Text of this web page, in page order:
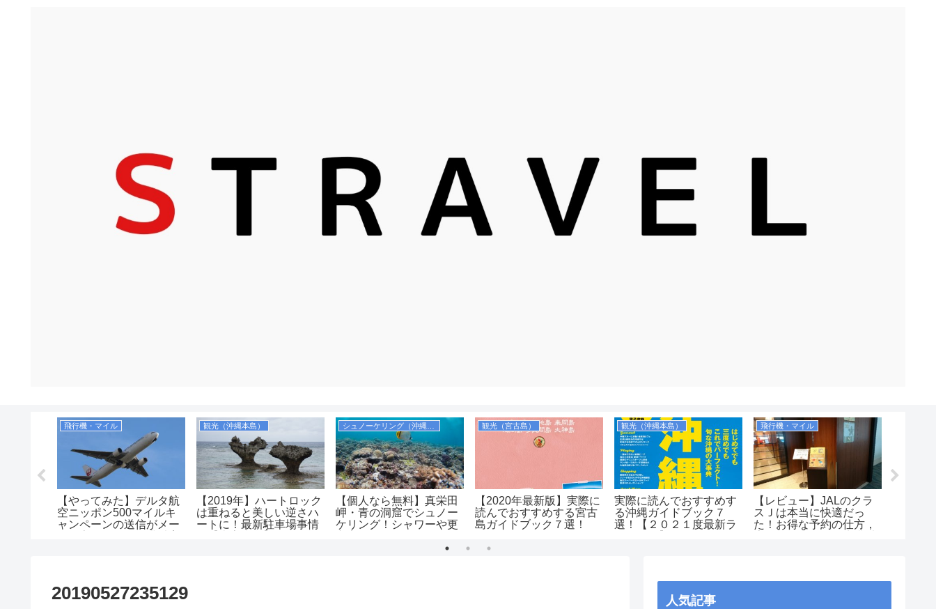
飛行機・マイル
【やってみた】デルタ航
空ニッポン500マイルキ
ャンペーンの送信がメー
観光（沖縄本島）
【2019年】ハートロック
は重ねると美しい逆さハ
ートに！最新駐車場事情
【個人なら無料】真栄田
岬・青の洞窟でシュノー
ケリング！シャワーや更
観光（宮古島）
【2020年最新版】実際に
読んでおすすめする宮古
島ガイドブック７選！
観光（沖縄本島）
実際に読んでおすすめす
る沖縄ガイドブック７
選！【２０２１度最新ラ
飛行機・マイル
【レビュー】JALのクラ
スＪは本当に快適だっ
た！お得な予約の仕方，
20190527235129 人気記事